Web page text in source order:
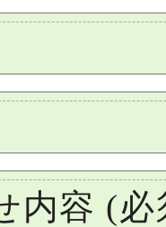
内容 (必